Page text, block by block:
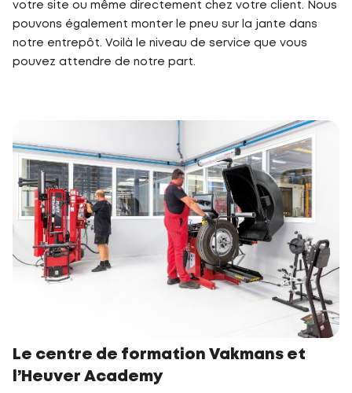
votre site ou même directement chez votre client. Nous
pouvons également monter le pneu sur la jante dans
notre entrepôt. Voilà le niveau de service que vous
pouvez attendre de notre part.
Le centre de formation Vakmans et
l’Heuver Academy